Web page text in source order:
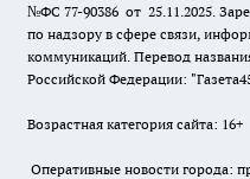
№ФС 77-90386 от 25.11.2025.
по надзору в сфере связи,
коммуникаций. Перевод
Российской Федерации:
Возрастная категория сайта: 16+
Оперативные новости города: